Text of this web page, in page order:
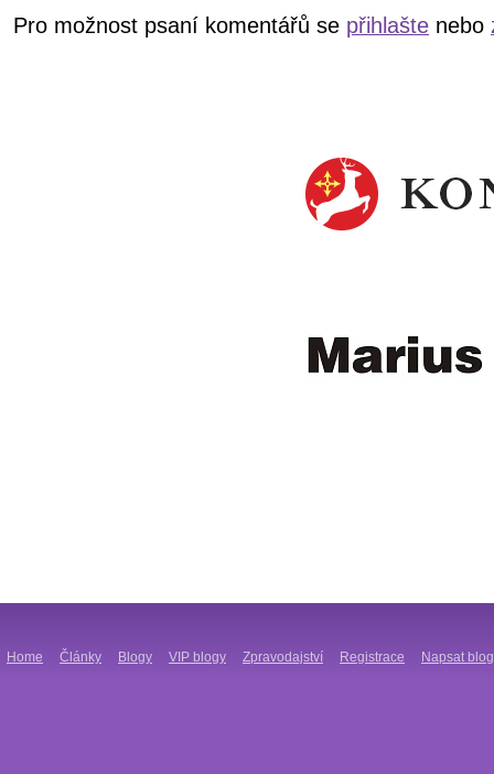
Pro možnost psaní komentářů se přihlašte nebo
Home Články Blogy VIP blogy Zpravodajství Registrace Napsat blog